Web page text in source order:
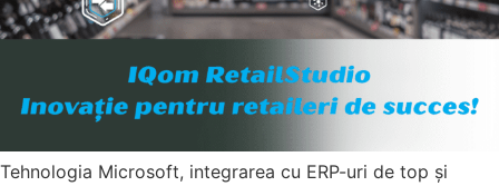
Tehnologia Microsoft, integrarea cu ERP-uri de top și